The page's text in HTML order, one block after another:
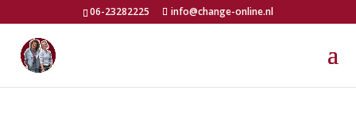
06-23282225 info@change-online.nl